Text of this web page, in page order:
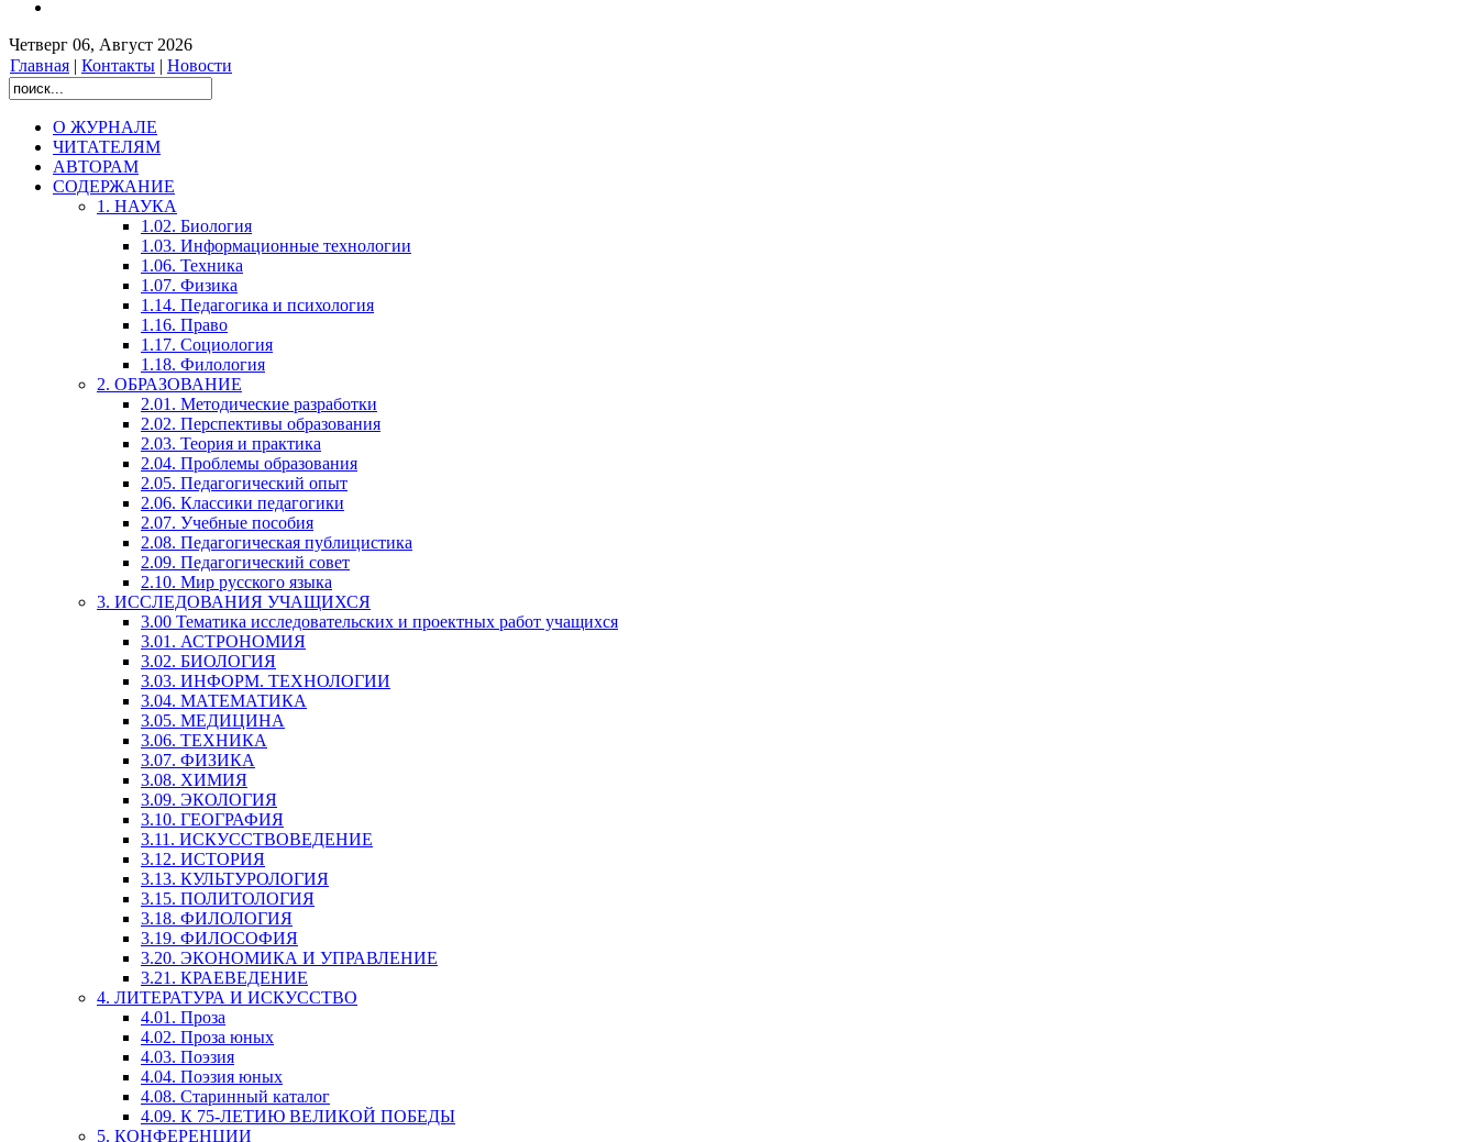
Четверг 06, Август 2026
Главная | Контакты | Новости
О ЖУРНАЛЕ
ЧИТАТЕЛЯМ
АВТОРАМ
СОДЕРЖАНИЕ
1. НАУКА
1.02. Биология
1.03. Информационные технологии
1.06. Техника
1.07. Физика
1.14. Педагогика и психология
1.16. Право
1.17. Социология
1.18. Филология
2. ОБРАЗОВАНИЕ
2.01. Методические разработки
2.02. Перспективы образования
2.03. Теория и практика
2.04. Проблемы образования
2.05. Педагогический опыт
2.06. Классики педагогики
2.07. Учебные пособия
2.08. Педагогическая публицистика
2.09. Педагогический совет
2.10. Мир русского языка
3. ИССЛЕДОВАНИЯ УЧАЩИХСЯ
3.00 Тематика исследовательских и проектных работ учащихся
3.01. АСТРОНОМИЯ
3.02. БИОЛОГИЯ
3.03. ИНФОРМ. ТЕХНОЛОГИИ
3.04. МАТЕМАТИКА
3.05. МЕДИЦИНА
3.06. ТЕХНИКА
3.07. ФИЗИКА
3.08. ХИМИЯ
3.09. ЭКОЛОГИЯ
3.10. ГЕОГРАФИЯ
3.11. ИСКУССТВОВЕДЕНИЕ
3.12. ИСТОРИЯ
3.13. КУЛЬТУРОЛОГИЯ
3.15. ПОЛИТОЛОГИЯ
3.18. ФИЛОЛОГИЯ
3.19. ФИЛОСОФИЯ
3.20. ЭКОНОМИКА И УПРАВЛЕНИЕ
3.21. КРАЕВЕДЕНИЕ
4. ЛИТЕРАТУРА И ИСКУССТВО
4.01. Проза
4.02. Проза юных
4.03. Поэзия
4.04. Поэзия юных
4.08. Старинный каталог
4.09. К 75-ЛЕТИЮ ВЕЛИКОЙ ПОБЕДЫ
5. КОНФЕРЕНЦИИ